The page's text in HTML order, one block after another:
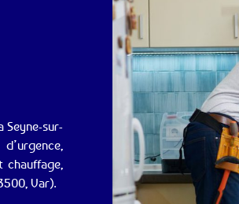
Seyne-sur-
Var).